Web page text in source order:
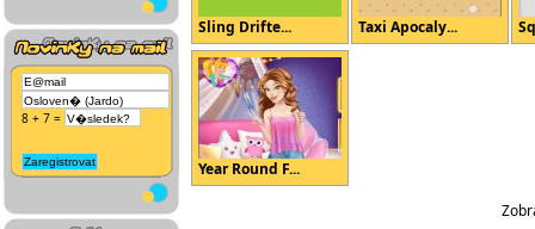
8 + 7 =
Sling Drifte... Taxi Apocaly...
Year Round F...